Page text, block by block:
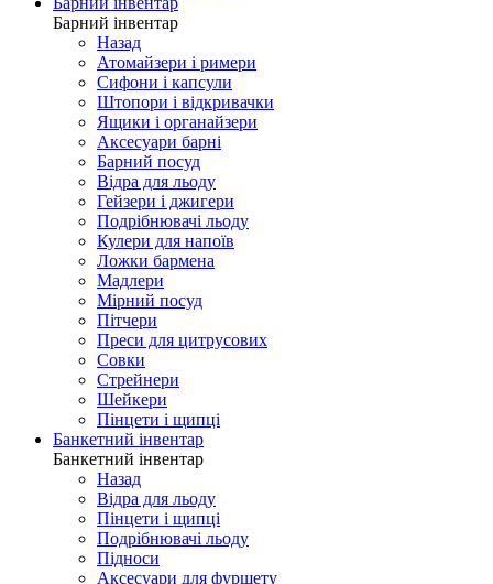
Барний інвентар
Назад
Атомайзери і римери
Сифони і капсули
Штопори і відкривачки
Ящики і органайзери
Аксесуари барні
Барний посуд
Відра для льоду
Гейзери і джигери
Подрібнювачі льоду
Кулери для напоїв
Ложки бармена
Мадлери
Мірний посуд
Пітчери
Преси для цитрусових
Совки
Стрейнери
Шейкери
Пінцети і щипці
Банкетний інвентар
Банкетний інвентар
Назад
Відра для льоду
Пінцети і щипці
Подрібнювачі льоду
Підноси
Аксесуари для фуршету